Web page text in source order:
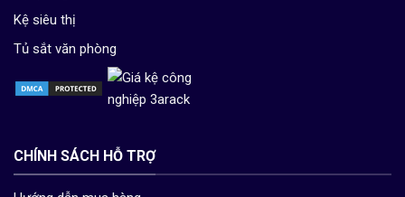
Kệ siêu thị
Tủ sắt văn phòng
CHÍNH SÁCH HỖ TRỢ